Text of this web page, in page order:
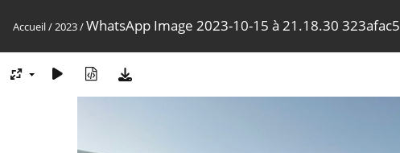
Accueil/2023/WhatsApp Image 2023-10-15 à 21.18.30 323afac5